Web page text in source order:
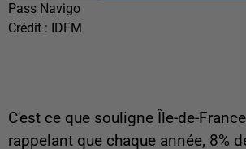
Pass Navigo
Crédit :
IDFM
C'est ce que souligne Île-de-
rappelant que chaque année, 8%